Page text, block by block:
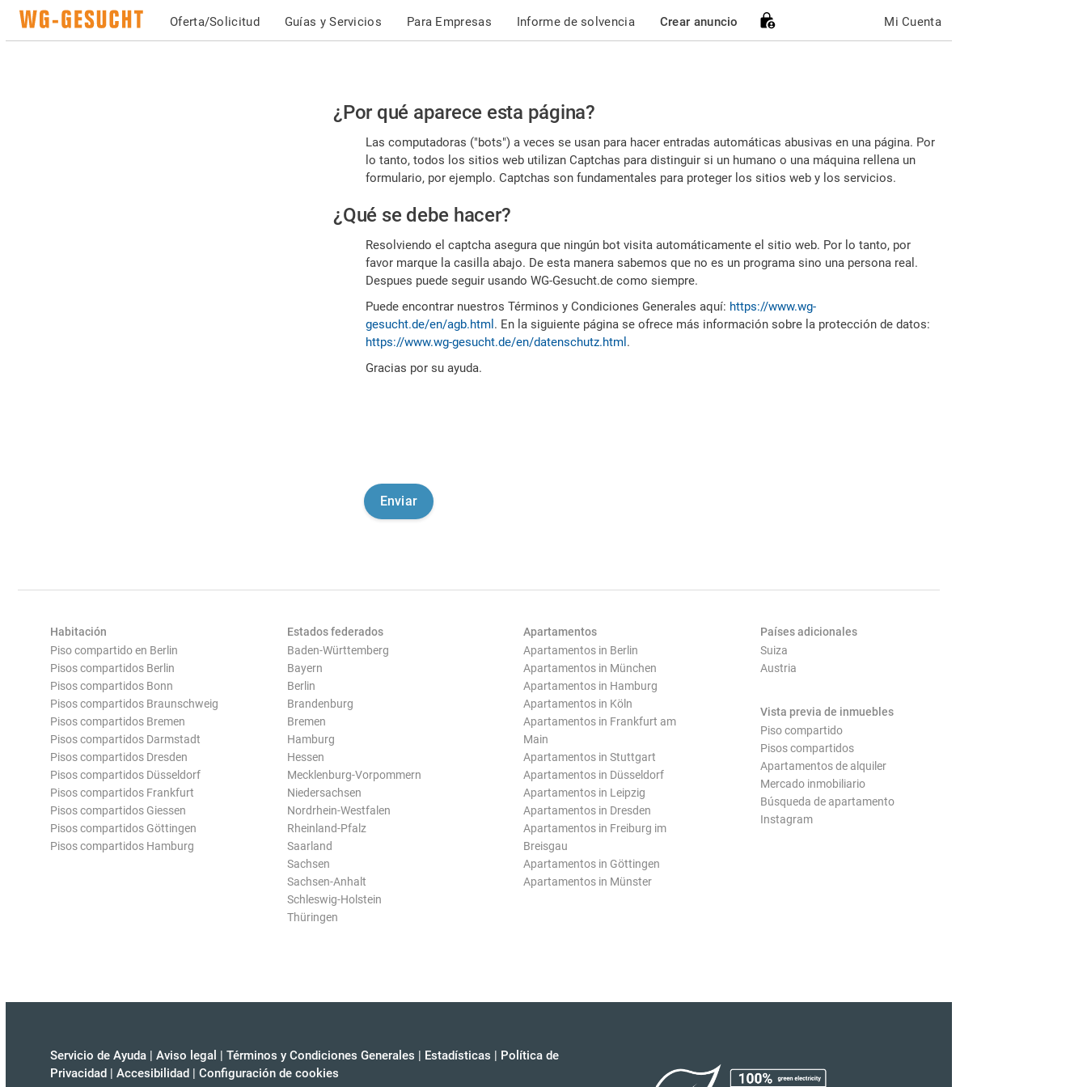
Oferta/Solicitud Guías y Servicios Para Empresas Informe de solvencia Crear anuncio Mi Cuenta
Por
favor,
confirme
es
humano
¿Por qué aparece esta página?
Las computadoras ("bots") a veces se usan para hacer entradas automáticas abusivas en una página. Por
lo tanto, todos los sitios web utilizan Captchas para distinguir si un humano o una máquina rellena un
formulario, por ejemplo. Captchas son fundamentales para proteger los sitios web y los servicios.
¿Qué se debe hacer?
Resolviendo el captcha asegura que ningún bot visita automáticamente el sitio web. Por lo tanto, por
favor marque la casilla abajo. De esta manera sabemos que no es un programa sino una persona real.
Despues puede seguir usando WG-Gesucht.de como siempre.
Puede encontrar nuestros Términos y Condiciones Generales aquí: https://www.wg-
gesucht.de/en/agb.html . En la siguiente página se ofrece más información sobre la protección de datos:
https://www.wg-gesucht.de/en/datenschutz.html .
Gracias por su ayuda.
Habitación
Piso compartido en Berlin
Pisos compartidos Berlin
Pisos compartidos Bonn
Pisos compartidos Braunschweig
Pisos compartidos Bremen
Pisos compartidos Darmstadt
Pisos compartidos Dresden
Pisos compartidos Düsseldorf
Pisos compartidos Frankfurt
Pisos compartidos Giessen
Pisos compartidos Göttingen
Pisos compartidos Hamburg
Estados federados
Baden-Württemberg
Bayern
Berlin
Brandenburg
Bremen
Hamburg
Hessen
Mecklenburg-Vorpommern
Niedersachsen
Nordrhein-Westfalen
Rheinland-Pfalz
Saarland
Sachsen
Sachsen-Anhalt
Schleswig-Holstein
Thüringen
Apartamentos
Apartamentos in Berlin
Apartamentos in München
Apartamentos in Hamburg
Apartamentos in Köln
Apartamentos in Frankfurt am
Main
Apartamentos in Stuttgart
Apartamentos in Düsseldorf
Apartamentos in Leipzig
Apartamentos in Dresden
Apartamentos in Freiburg im
Breisgau
Apartamentos in Göttingen
Apartamentos in Münster
Países adicionales
Suiza
Austria
Vista previa de inmuebles
Piso compartido
Pisos compartidos
Apartamentos de alquiler
Mercado inmobiliario
Búsqueda de apartamento
Instagram
Servicio de Ayuda | Aviso legal | Términos y Condiciones Generales | Estadísticas | Política de
Privacidad | Accesibilidad | Configuración de cookies